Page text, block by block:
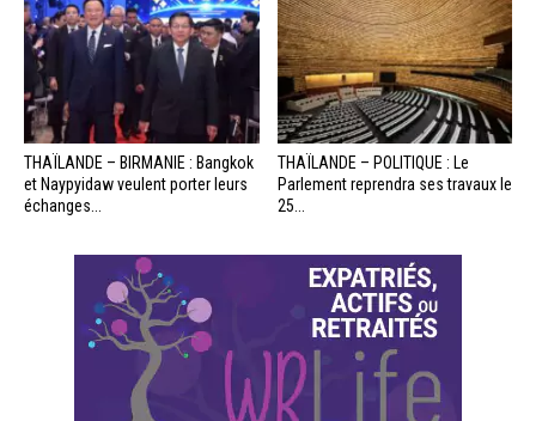
THAÏLANDE – BIRMANIE : Bangkok
et Naypyidaw veulent porter leurs
échanges...
THAÏLANDE – POLITIQUE : Le
Parlement reprendra ses travaux le
25...